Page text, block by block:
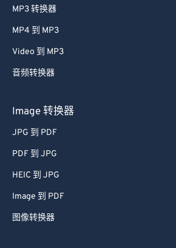
MP3 转换器
MP4 到 MP3
Video 到 MP3
音频转换器
Image 转换器
JPG 到 PDF
PDF 到 JPG
HEIC 到 JPG
Image 到 PDF
图像转换器